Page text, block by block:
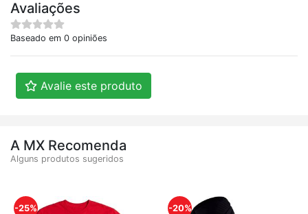
Avaliações
Baseado em 0 opiniões
Avalie este produto
A MX Recomenda
Alguns produtos sugeridos
-25% -20%